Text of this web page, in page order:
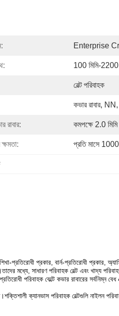
Enterprise
100 মিমি-2200
বেল্ট পরিবাহক
কভার রাবার,
রাবার: কমপক্ষে 2.0 মিমি
প্রতি মাসে
প্রতিরোধী প্রকার, বার্ন-প্রতিরোধী প্রকার,
মধ্যে, সাধারণ পরিবাহক বেল্ট এবং খাদ্য
পরিবাহক বেল্টে কভার রাবারের সর্বনিম্ন
ক্যানভাস পরিবাহক বেল্টগুলি নাইলন